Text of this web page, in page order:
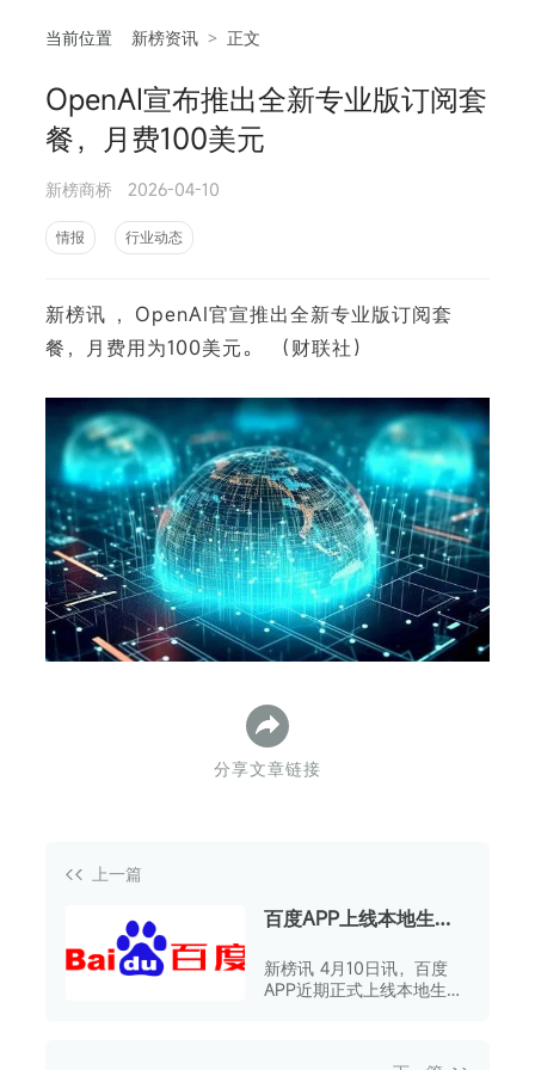
当前位置 新榜资讯 > 正文
OpenAI宣布推出全新专业版订阅套
餐，月费100美元
新榜商桥 2026-04-10
情报 行业动态
新榜讯 ，OpenAI官宣推出全新专业版订阅套
餐，月费用为100美元。 （财联社）
分享文章链接
上一篇
百度APP上线本地生活
新榜讯 4月10日讯，百度
APP近期正式上线本地生活